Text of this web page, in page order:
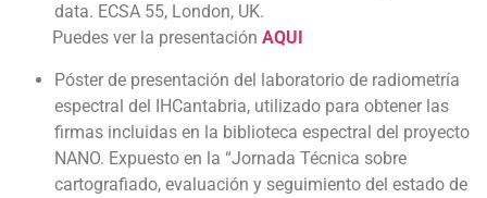
data. ECSA 55, London, UK.
Puedes ver la presentación AQUI
Póster de presentación del laboratorio de radiometría
espectral del IHCantabria, utilizado para obtener las
firmas incluidas en la biblioteca espectral del proyecto
NANO. Expuesto en la “Jornada Técnica sobre
cartografiado, evaluación y seguimiento del estado de